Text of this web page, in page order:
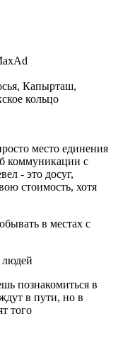
Капырташ,
кольцо
место единения
коммуникации с
- это досуг,
стоимость, хотя
в местах с
людей
познакомиться в
в пути, но в
того